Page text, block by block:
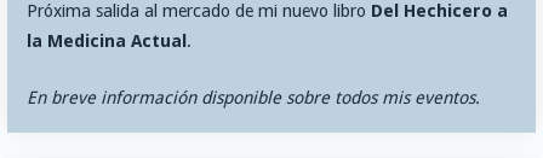
Próxima salida al mercado de mi nuevo libro Del Hechicero a
la Medicina Actual .
En breve información disponible sobre todos mis eventos.